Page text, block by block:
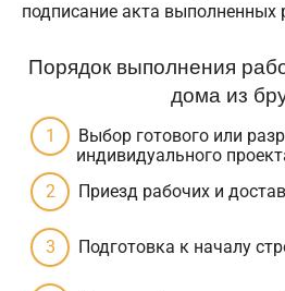
подписание акта выполненных
Порядок выполнения
дома из
Выбор готового или
индивидуального
Приезд рабочих и
Подготовка к началу